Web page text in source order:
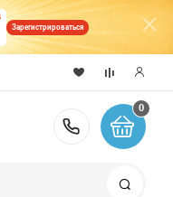
Зарегистрироваться
8 (800)
0